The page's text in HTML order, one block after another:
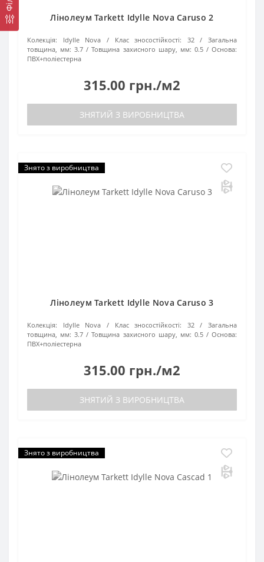
Лінолеум Tarkett Idylle Nova Caruso 2
Колекція: Idylle Nova Клас зносостійкості: 32
Загальна
товщина, мм: 3.7 Товщина захисного шару, мм: 0.5
Основа:
ПВХ+поліестерна
315.00 грн./м2
ЗНЯТИЙ З ВИРОБНИЦТВА
Знято з виробництва
Лінолеум Tarkett Idylle Nova Caruso 3
Колекція: Idylle Nova Клас зносостійкості: 32
Загальна
товщина, мм: 3.7 Товщина захисного шару, мм: 0.5
Основа:
ПВХ+поліестерна
315.00 грн./м2
ЗНЯТИЙ З ВИРОБНИЦТВА
Знято з виробництва